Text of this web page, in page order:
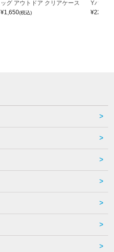
ッグ アウトドア クリアケース
¥1,650(税込)
Yバッグ
¥22,000